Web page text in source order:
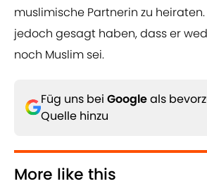
muslimische Partnerin zu heiraten.
jedoch gesagt haben, dass er
noch Muslim sei.
Füg uns bei Googleals
Quelle hinzu
More like this